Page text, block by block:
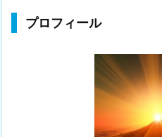
プロフィール